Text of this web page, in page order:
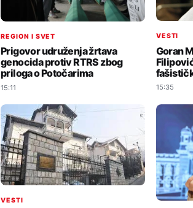
REGION I SVET
Prigovor udruženja žrtava
genocida protiv RTRS zbog
priloga o Potočarima
15:11
VESTI
Goran
15:35
VESTI